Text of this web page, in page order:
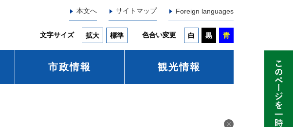
本文へ サイトマップ Foreign languages
文字サイズ 拡大 標準 色合い変更 白 黒 青
市政情報 観光情報